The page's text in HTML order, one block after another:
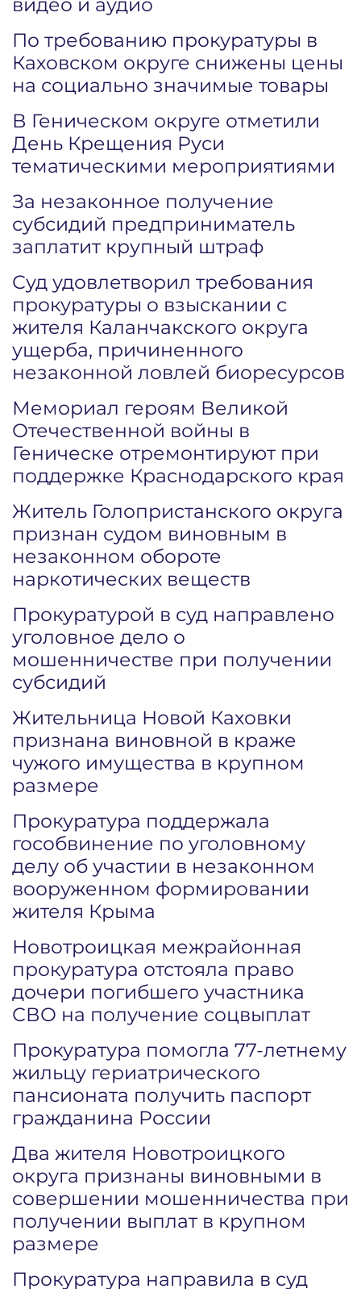
По требованию прокуратуры в
Каховском округе снижены цены
на социально значимые товары
В Геническом округе отметили
День Крещения Руси
тематическими мероприятиями
За незаконное получение
субсидий предприниматель
заплатит крупный штраф
Суд удовлетворил требования
прокуратуры о взыскании с
жителя Каланчакского округа
ущерба, причиненного
незаконной ловлей биоресурсов
Мемориал героям Великой
Отечественной войны в
Геническе отремонтируют при
поддержке Краснодарского края
Житель Голопристанского округа
признан судом виновным в
незаконном обороте
наркотических веществ
Прокуратурой в суд направлено
уголовное дело о
мошенничестве при получении
субсидий
Жительница Новой Каховки
признана виновной в краже
чужого имущества в крупном
размере
Прокуратура поддержала
гособвинение по уголовному
делу об участии в незаконном
вооруженном формировании
жителя Крыма
Новотроицкая межрайонная
прокуратура отстояла право
дочери погибшего участника
СВО на получение соцвыплат
Прокуратура помогла 77-летнему
жильцу гериатрического
пансионата получить паспорт
гражданина России
Два жителя Новотроицкого
округа признаны виновными в
совершении мошенничества при
получении выплат в крупном
размере
Прокуратура направила в суд